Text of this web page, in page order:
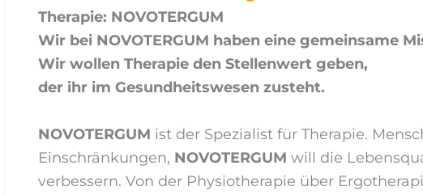
Therapie: NOVOTERGUM
Wir bei NOVOTERGUM haben eine gemeinsame
Wir wollen Therapie den Stellenwert geben,
der ihr im Gesundheitswesen zusteht.
NOVOTERGUM ist der Spezialist für Therapie.
Einschränkungen, NOVOTERGUM will die
verbessern. Von der Physiotherapie über